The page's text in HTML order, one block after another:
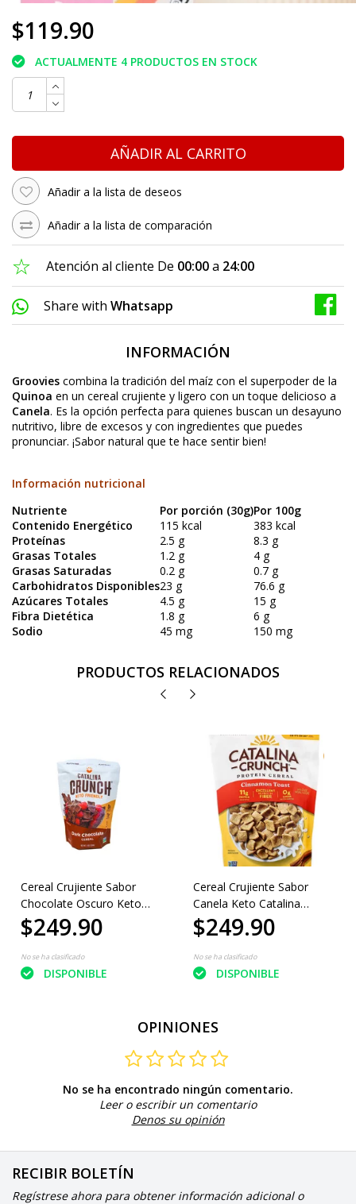
$119.90
ACTUALMENTE 4 PRODUCTOS EN STOCK
AÑADIR AL CARRITO
Añadir a la lista de deseos
Añadir a la lista de comparación
Atención al cliente De 00:00a 24:00
Share with Whatsapp
INFORMACIÓN
Groovies combina la tradición del maíz con el superpoder de la
Quinoa en un cereal crujiente y ligero con un toque delicioso a
Canela. Es la opción perfecta para quienes buscan un desayuno
nutritivo, libre de excesos y con ingredientes que puedes
pronunciar. ¡Sabor natural que te hace sentir bien!
Información nutricional
Nutriente
Por porción (30g)Por 100g
Contenido Energético
115 kcal
383 kcal
Proteínas
2.5 g
8.3 g
Grasas Totales
1.2 g
4 g
Grasas Saturadas
0.2 g
0.7 g
Carbohidratos Disponibles23 g
76.6 g
Azúcares Totales
4.5 g
15 g
Fibra Dietética
1.8 g
6 g
Sodio
45 mg 150 mg
PRODUCTOS RELACIONADOS
Cereal Crujiente Sabor
Chocolate Oscuro Keto
Catalina 255gr
$249.90
No se ha clasificado
DISPONIBLE
Cereal Crujiente Sabor
Canela Keto Catalina
255gr
$249.90
No se ha clasificado
DISPONIBLE
OPINIONES
No se ha encontrado ningún comentario.
Leer o escribir un comentario
Denos su opinión
RECIBIR BOLETÍN
Regístrese ahora para obtener información adicional o